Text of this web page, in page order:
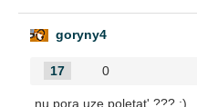
goryny4
17 0
nu pora uze poletat' ??? ;)